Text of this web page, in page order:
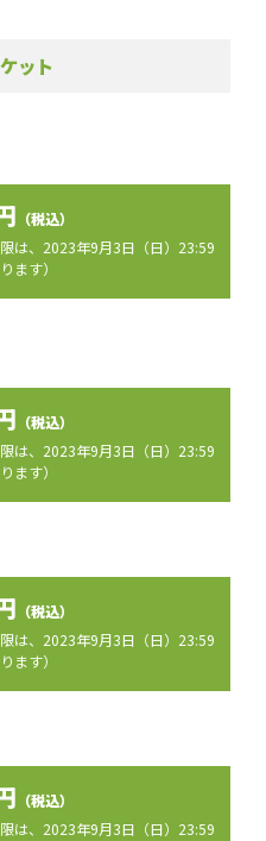
ット
（税込）
は、2023年9月3日（日）23:59
ます）
（税込）
は、2023年9月3日（日）23:59
ます）
（税込）
は、2023年9月3日（日）23:59
ます）
（税込）
は、2023年9月3日（日）23:59